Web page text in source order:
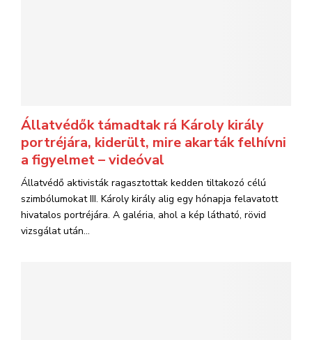
Állatvédők támadtak rá Károly király
portréjára, kiderült, mire akarták felhívni
a figyelmet – videóval
Állatvédő aktivisták ragasztottak kedden tiltakozó célú
szimbólumokat III. Károly király alig egy hónapja felavatott
hivatalos portréjára. A galéria, ahol a kép látható, rövid
vizsgálat után...